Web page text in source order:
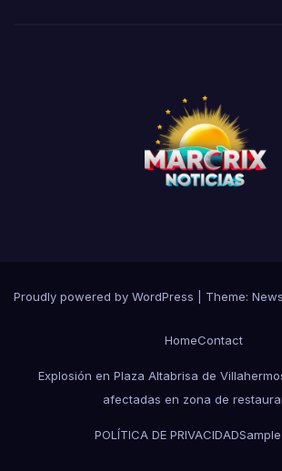
Proudly powered by WordPress Theme:
HomeContact
Explosión en Plaza Altabrisa de
afectadas en zona de
POLÍTICA DE PRIVACIDAD